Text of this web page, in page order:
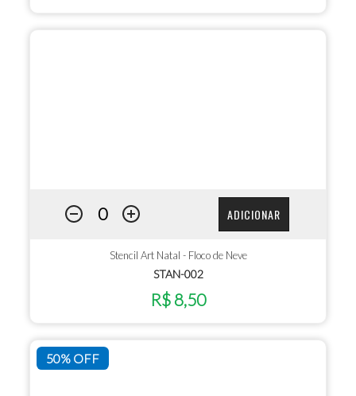
ADICIONAR
Stencil Art Natal - Floco de Neve
STAN-002
R$ 8,50
50% OFF